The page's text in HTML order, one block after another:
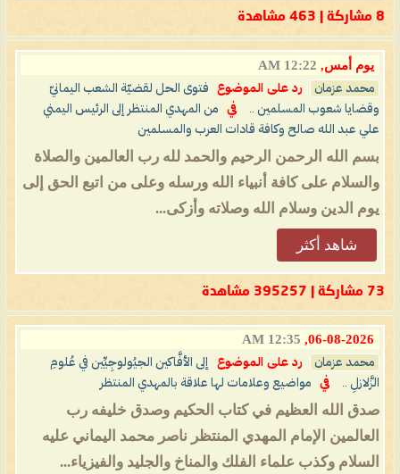
8 مشاركة | 463 مشاهدة
يوم أمس, 12:22 AM
محمد عزمان رد على الموضوع
فتوى الحل لقضيّة الشعب اليمانيّ
وقضايا شعوب المسلمين ..
في
من المهدي المنتظر إلى الرئيس اليمني
علي عبد الله صالح وكافة قادات العرب والمسلمين
بسم الله الرحمن الرحيم والحمد لله رب العالمين والصلاة
والسلام على كافة أنبياء الله ورسله وعلى من اتبع الحق إلى
يوم الدين وسلام الله وصلاته وأزكى...
شاهد أكثر
73 مشاركة | 395257 مشاهدة
06-08-2026,
12:35 AM
محمد عزمان رد على الموضوع
إلى الأفَّاكين الجيُولوجِيِّين في عُلومِ
الزَّلازلِ ..
في مواضيع وعلامات لها علاقة بالمهدي المنتظر
صدق الله العظيم في كتاب الحكيم وصدق خليفه رب
العالمين الإمام المهدي المنتظر ناصر محمد اليماني عليه
السلام وكذب علماء الفلك والمناخ والجليد والفيزياء...